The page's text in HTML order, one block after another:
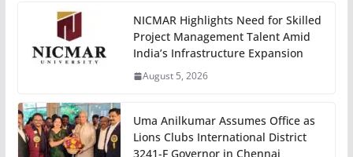
NICMAR Highlights Need for Skilled
Project Management Talent Amid
India’s Infrastructure Expansion
August 5, 2026
Uma Anilkumar Assumes Office as
Lions Clubs International District
3241-F Governor in Chennai